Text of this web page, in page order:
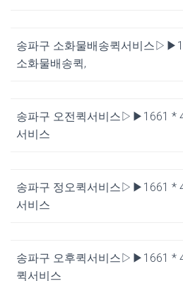
송파구 소화물배송퀵서비스
소화물배송퀵,
송파구 오전퀵서비스▷▶1661 *
서비스
송파구 정오퀵서비스▷▶1661 *
서비스
송파구 오후퀵서비스▷▶1661
퀵서비스